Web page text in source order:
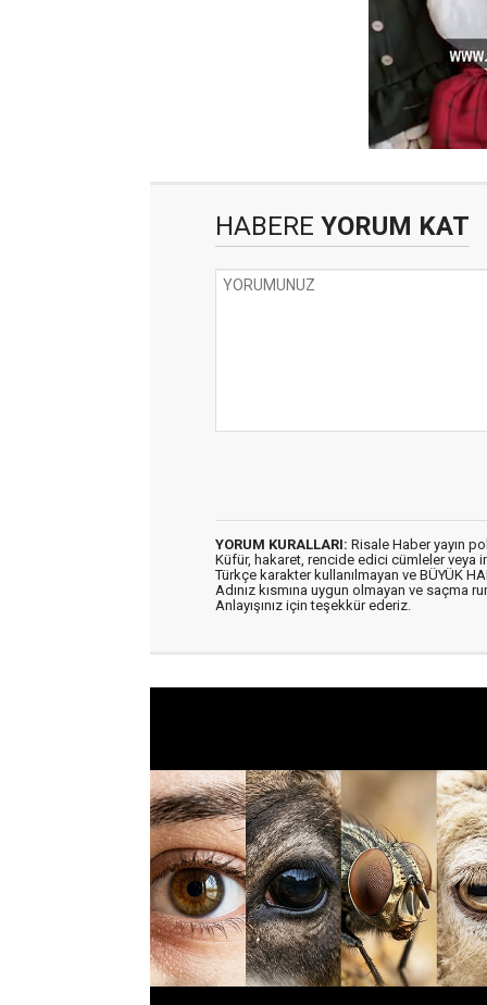
HABERE YORUM KAT
YORUM KURALLARI: Risale Haber yayın
Küfür, hakaret, rencide edici cümleler veya
Türkçe karakter kullanılmayan ve BÜYÜK
Adınız kısmına uygun olmayan ve saçma
Anlayışınız için teşekkür ederiz.